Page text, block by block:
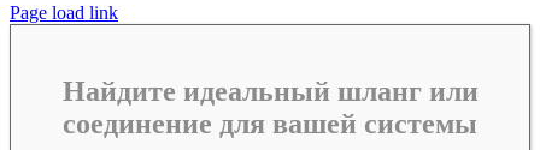
Page load link
Найдите идеальный шланг или
соединение для вашей системы